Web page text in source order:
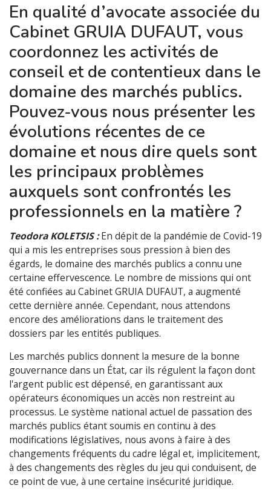
En qualité d’avocate associée du
Cabinet GRUIA DUFAUT, vous
coordonnez les activités de
conseil et de contentieux dans le
domaine des marchés publics.
Pouvez-vous nous présenter les
évolutions récentes de ce
domaine et nous dire quels sont
les principaux problèmes
auxquels sont confrontés les
professionnels en la matière ?
Teodora KOLETSIS :En dépit de la pandémie de Covid-19
qui a mis les entreprises sous pression à bien des
égards, le domaine des marchés publics a connu une
certaine effervescence. Le nombre de missions qui ont
été confiées au Cabinet GRUIA DUFAUT, a augmenté
cette dernière année. Cependant, nous attendons
encore des améliorations dans le traitement des
dossiers par les entités publiques.
Les marchés publics donnent la mesure de la bonne
gouvernance dans un État, car ils régulent la façon dont
l'argent public est dépensé, en garantissant aux
opérateurs économiques un accès non restreint au
processus. Le système national actuel de passation des
marchés publics étant soumis en continu à des
modifications législatives, nous avons à faire à des
changements fréquents du cadre légal et, implicitement,
à des changements des règles du jeu qui conduisent, de
ce point de vue, à une certaine insécurité juridique.